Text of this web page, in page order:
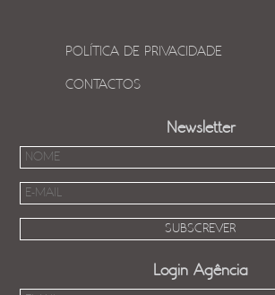
POLÍTICA DE PRIVACIDADE
CONTACTOS
Newsletter
Login Agência